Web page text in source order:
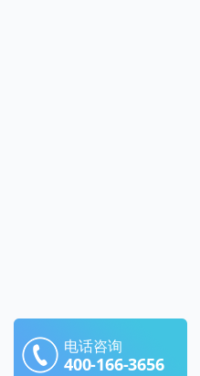
电话咨询
400-166-3656